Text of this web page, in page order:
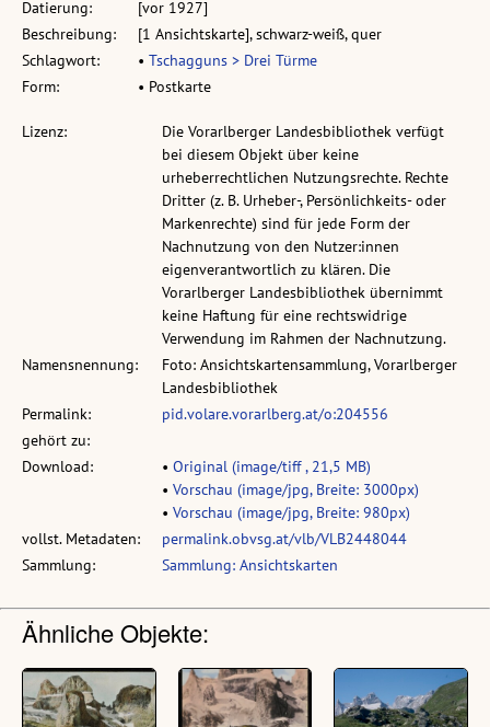
Datierung:
[vor 1927]
Beschreibung:
[1 Ansichtskarte], schwarz-weiß, quer
Schlagwort:
• Tschagguns > Drei Türme
Form:
• Postkarte
Lizenz:
Die Vorarlberger Landesbibliothek verfügt
bei diesem Objekt über keine
urheberrechtlichen Nutzungsrechte. Rechte
Dritter (z. B. Urheber-, Persönlichkeits- oder
Markenrechte) sind für jede Form der
Nachnutzung von den Nutzer:innen
eigenverantwortlich zu klären. Die
Vorarlberger Landesbibliothek übernimmt
keine Haftung für eine rechtswidrige
Verwendung im Rahmen der Nachnutzung.
Namensnennung:
Foto: Ansichtskartensammlung, Vorarlberger
Landesbibliothek
Permalink:
pid.volare.vorarlberg.at/o:204556
gehört zu:
Download:
• Original (image/tiff , 21,5 MB)
• Vorschau (image/jpg, Breite: 3000px)
• Vorschau (image/jpg, Breite: 980px)
vollst. Metadaten:
permalink.obvsg.at/vlb/VLB2448044
Sammlung:
Sammlung: Ansichtskarten
Ähnliche Objekte: